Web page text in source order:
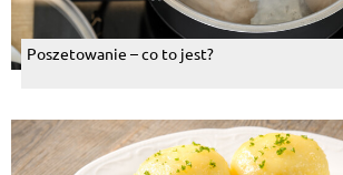
Poszetowanie – co to jest?